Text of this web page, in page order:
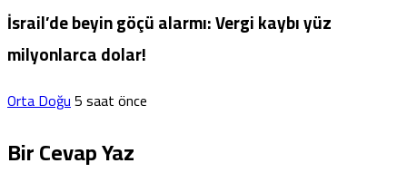
İsrail’de beyin göçü alarmı: Vergi kaybı yüz
milyonlarca dolar!
Orta Doğu5 saat önce
Bir Cevap Yaz